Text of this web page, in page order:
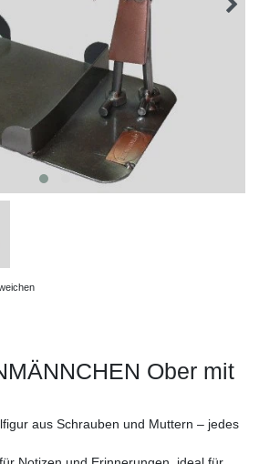
Ober mit
aus Schrauben und Muttern – jedes